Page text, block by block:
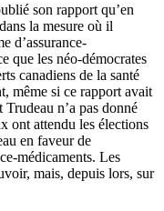
son rapport qu’en
la mesure où il
d’assurance-
que les néo-démocrates
canadiens de la santé
même si ce rapport avait
n’a pas donné
ont attendu les élections
en faveur de
médicaments. Les
mais, depuis lors, sur